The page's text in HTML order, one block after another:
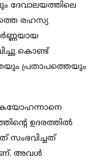
ദേവാലയത്തിലെ
രഹസ്യ
കൊണ്ട്
പ്രതാപത്തെയും
ഉദരത്തിൽ
സംഭവിച്ചത്
അവൾ